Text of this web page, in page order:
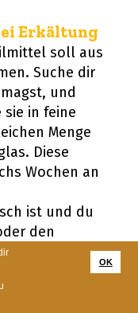
OK
Erkältung
soll aus
Suche dir
und
sie in feine
Menge
Diese
Wochen an
ist und du
den
Teelöffel
auf und trinke